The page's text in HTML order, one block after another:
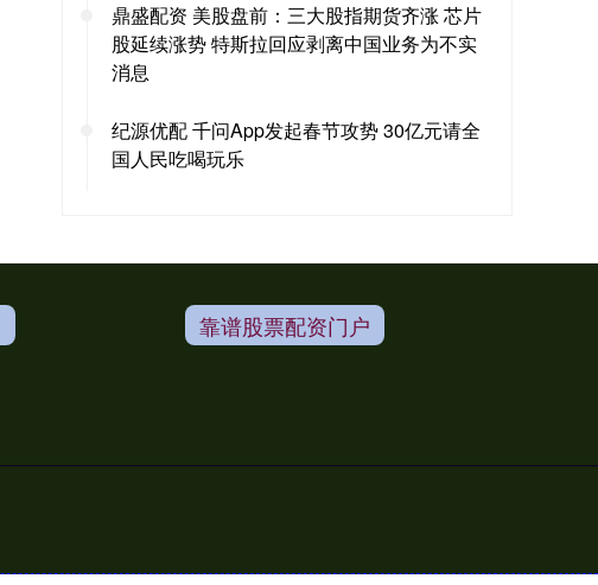
鼎盛配资 美股盘前：三大股指期货齐涨 芯片
股延续涨势 特斯拉回应剥离中国业务为不实
消息
纪源优配 千问App发起春节攻势 30亿元请全
国人民吃喝玩乐
靠谱股票配资门户